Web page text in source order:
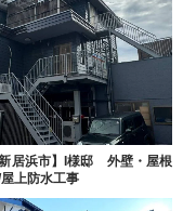
新居浜市】I様邸 外壁・屋根
上防水工事